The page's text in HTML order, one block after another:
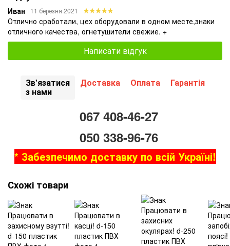
Иван 11 березня 2021
Отлично сработали, цех оборудовали в одном месте,знаки
отличного качества, огнетушители свежие. +
Написати відгук
Зв'язатися
з нами
Доставка Оплата Гарантія
067 408-46-27
050 338-96-76
* Забезпечимо доставку по всій Україні!
Схожі товари